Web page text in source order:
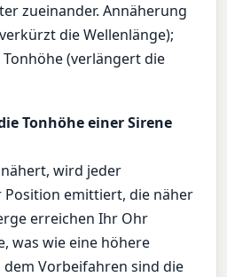
zueinander. Annäherung
die Wellenlänge);
(verlängert die
Tonhöhe einer Sirene
wird jeder
Position emittiert, die näher
erreichen Ihr Ohr
was wie eine höhere
Vorbeifahren sind die